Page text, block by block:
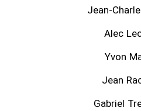
Jean-
Alec
Yvon
Jean
Gabriel